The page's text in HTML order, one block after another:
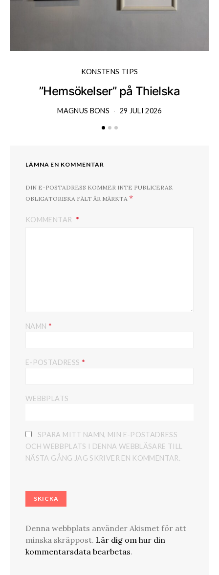
KONSTENS TIPS
”Hemsökelser” på Thielska
MAGNUS BONS 29 JULI 2026
LÄMNA EN KOMMENTAR
DIN E-POSTADRESS KOMMER INTE PUBLICERAS.
OBLIGATORISKA FÄLT ÄR MÄRKTA *
KOMMENTAR
NAMN *
E-POSTADRESS *
WEBBPLATS
SPARA MITT NAMN, MIN E-POSTADRESS
OCH WEBBPLATS I DENNA WEBBLÄSARE TILL
NÄSTA GÅNG JAG SKRIVER EN KOMMENTAR.
Denna webbplats använder Akismet för att
minska skräppost. Lär dig om hur din
kommentarsdata bearbetas.